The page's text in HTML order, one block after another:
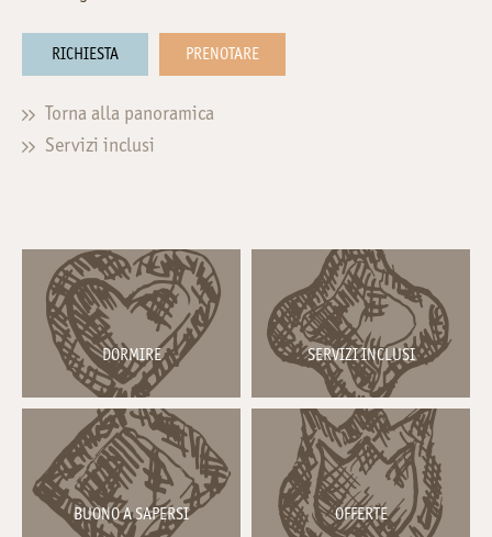
RICHIESTA PRENOTARE
Torna alla panoramica
Servizi inclusi
DORMIRE SERVIZI INCLUSI
BUONO A SAPERSI OFFERTE